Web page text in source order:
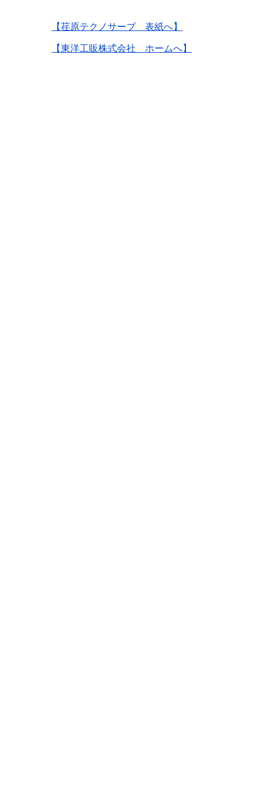
【荏原テクノサーブ 表紙へ】
【東洋工販株式会社 ホームへ】